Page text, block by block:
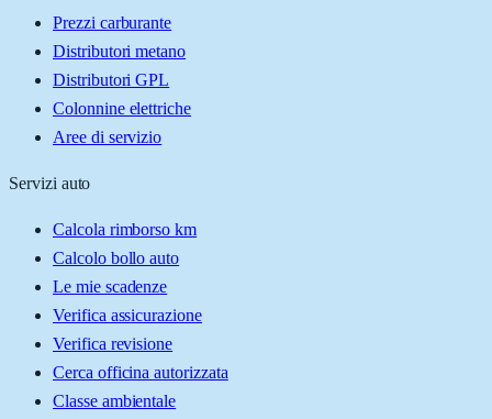
Prezzi carburante
Distributori metano
Distributori GPL
Colonnine elettriche
Aree di servizio
Servizi auto
Calcola rimborso km
Calcolo bollo auto
Le mie scadenze
Verifica assicurazione
Verifica revisione
Cerca officina autorizzata
Classe ambientale